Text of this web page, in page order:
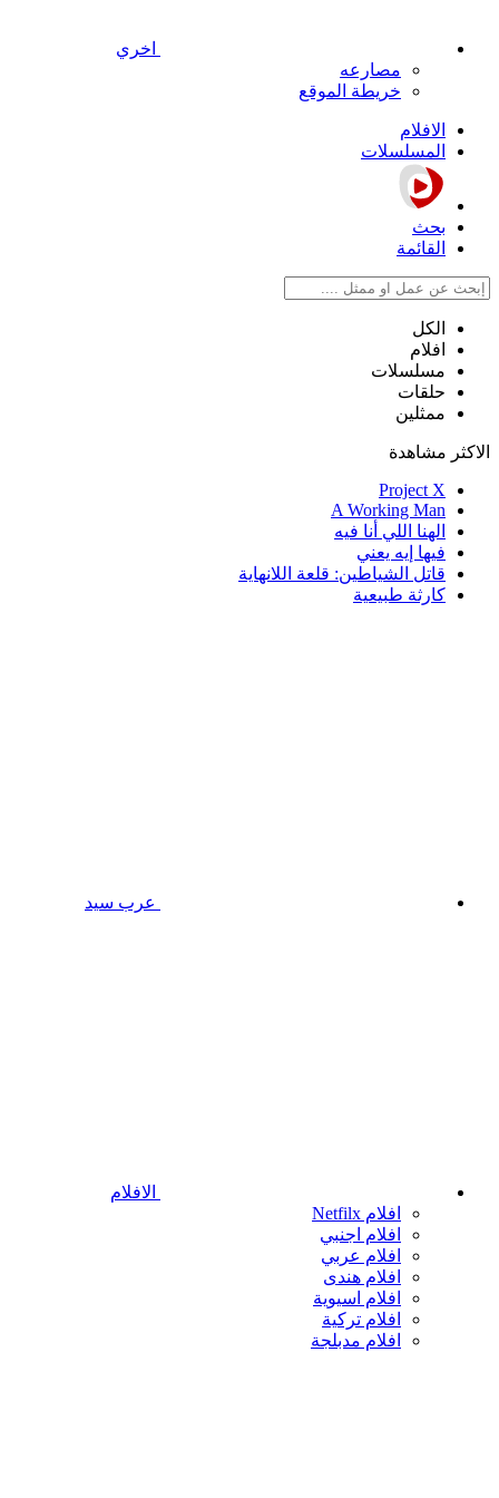
اخري
مصارعه
خريطة الموقع
الافلام
المسلسلات
بحث
القائمة
الكل
افلام
مسلسلات
حلقات
ممثلين
الاكثر مشاهدة
Project X
A Working Man
الهنا اللي أنا فيه
فيها إيه يعني
قاتل الشياطين: قلعة اللانهاية
كارثة طبيعية
عرب سيد
الافلام
افلام Netfilx
افلام اجنبي
افلام عربي
افلام هندى
افلام اسيوية
افلام تركية
افلام مدبلجة